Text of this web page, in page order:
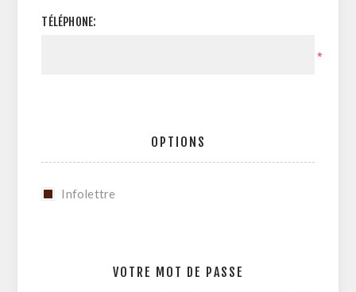
TÉLÉPHONE:
*
OPTIONS
Infolettre
VOTRE MOT DE PASSE